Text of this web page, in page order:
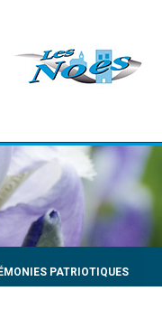
PATRIOTIQUES